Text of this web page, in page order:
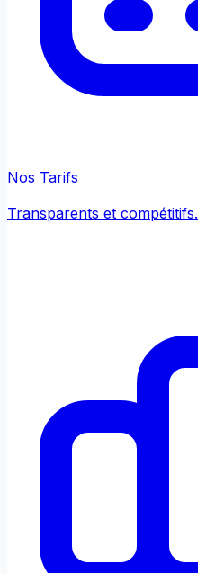
Nos Tarifs
Transparents et compétitifs.